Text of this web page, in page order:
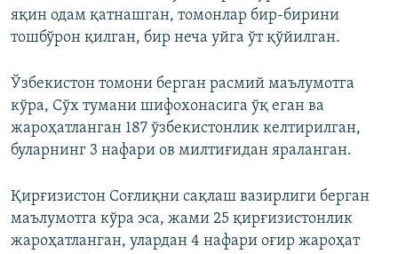
яқин одам қатнашган, томонлар бир-бирини
тошбўрон қилган, бир неча уйга ўт қўйилган.
Ўзбекистон томони берган расмий маълумотга
кўра, Сўх тумани шифохонасига ўқ еган ва
жароҳатланган 187 ўзбекистонлик келтирилган,
буларнинг 3 нафари ов милтиғидан яраланган.
Қирғизистон Соғлиқни сақлаш вазирлиги берган
маълумотга кўра эса, жами 25 қирғизистонлик
жароҳатланган, улардан 4 нафари оғир жароҳат